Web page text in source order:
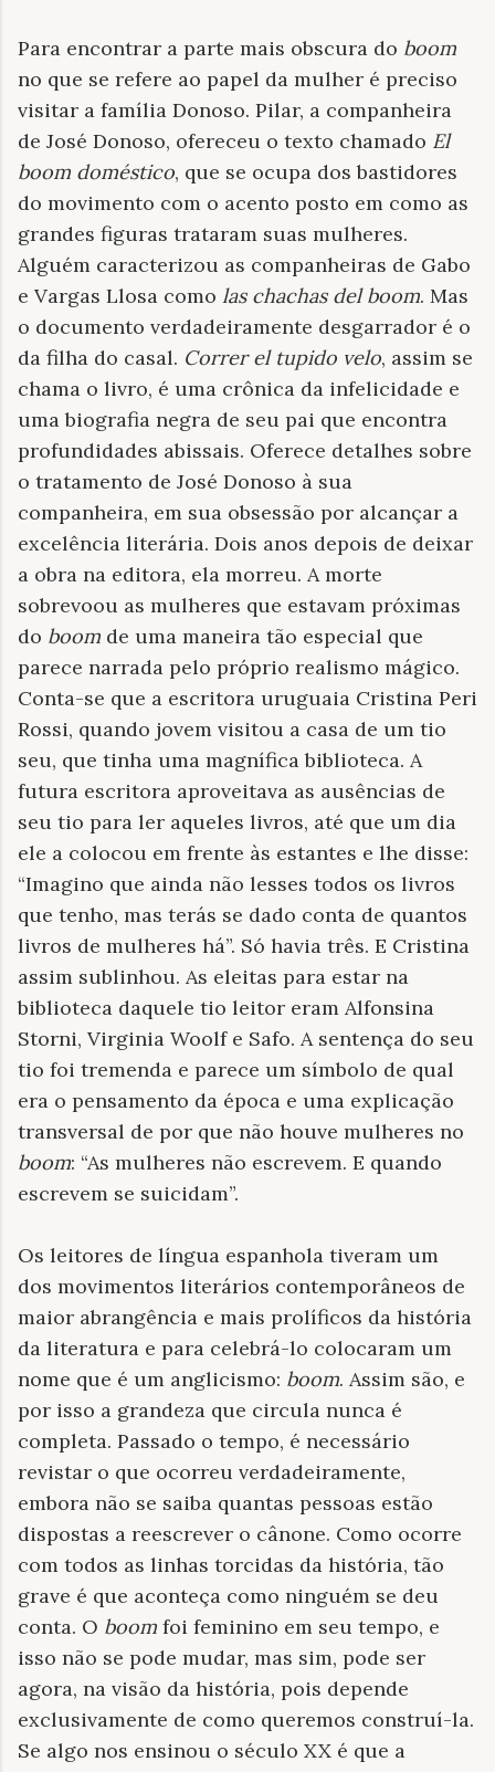
Para encontrar a parte mais obscura do boom
no que se refere ao papel da mulher é preciso
visitar a família Donoso. Pilar, a companheira
de José Donoso, ofereceu o texto chamado El
boom doméstico, que se ocupa dos bastidores
do movimento com o acento posto em como as
grandes figuras trataram suas mulheres.
Alguém caracterizou as companheiras de Gabo
e Vargas Llosa como las chachas del boom. Mas
o documento verdadeiramente desgarrador é o
da filha do casal. Correr el tupido velo, assim se
chama o livro, é uma crônica da infelicidade e
uma biografia negra de seu pai que encontra
profundidades abissais. Oferece detalhes sobre
o tratamento de José Donoso à sua
companheira, em sua obsessão por alcançar a
excelência literária. Dois anos depois de deixar
a obra na editora, ela morreu. A morte
sobrevoou as mulheres que estavam próximas
do boom de uma maneira tão especial que
parece narrada pelo próprio realismo mágico.
Conta-se que a escritora uruguaia Cristina Peri
Rossi, quando jovem visitou a casa de um tio
seu, que tinha uma magnífica biblioteca. A
futura escritora aproveitava as ausências de
seu tio para ler aqueles livros, até que um dia
ele a colocou em frente às estantes e lhe disse:
“Imagino que ainda não lesses todos os livros
que tenho, mas terás se dado conta de quantos
livros de mulheres há”. Só havia três. E Cristina
assim sublinhou. As eleitas para estar na
biblioteca daquele tio leitor eram Alfonsina
Storni, Virginia Woolf e Safo. A sentença do seu
tio foi tremenda e parece um símbolo de qual
era o pensamento da época e uma explicação
transversal de por que não houve mulheres no
boom: “As mulheres não escrevem. E quando
escrevem se suicidam”.
Os leitores de língua espanhola tiveram um
dos movimentos literários contemporâneos de
maior abrangência e mais prolíficos da história
da literatura e para celebrá-lo colocaram um
nome que é um anglicismo: boom. Assim são, e
por isso a grandeza que circula nunca é
completa. Passado o tempo, é necessário
revistar o que ocorreu verdadeiramente,
embora não se saiba quantas pessoas estão
dispostas a reescrever o cânone. Como ocorre
com todos as linhas torcidas da história, tão
grave é que aconteça como ninguém se deu
conta. O boom foi feminino em seu tempo, e
isso não se pode mudar, mas sim, pode ser
agora, na visão da história, pois depende
exclusivamente de como queremos construí-la.
Se algo nos ensinou o século XX é que a